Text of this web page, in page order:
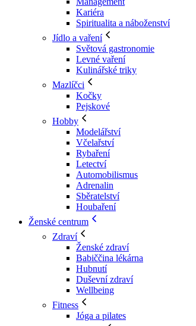
Kariéra
Spiritualita a náboženství
Jídlo a vaření
Světová gastronomie
Levné vaření
Kulinářské triky
Mazlíčci
Kočky
Pejskové
Hobby
Modelářství
Včelařství
Rybaření
Letectví
Automobilismus
Adrenalin
Sběratelství
Houbaření
Ženské centrum
Zdraví
Ženské zdraví
Babiččina lékárna
Hubnutí
Duševní zdraví
Wellbeing
Fitness
Jóga a pilates